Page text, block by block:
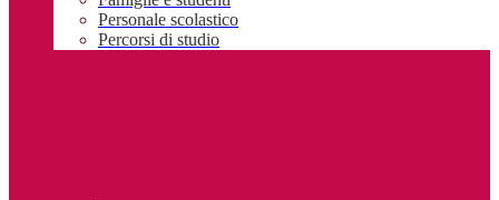
Personale scolastico
Percorsi di studio